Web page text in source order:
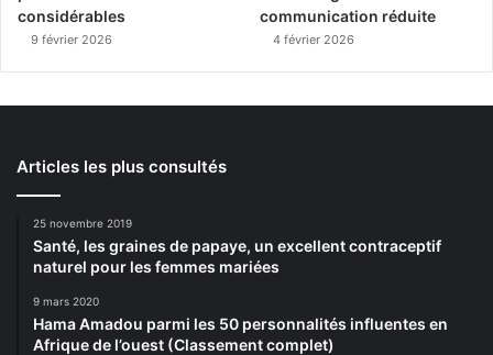
considérables
9 février 2026
communication réduite
4 février 2026
Articles les plus consultés
25 novembre 2019
Santé, les graines de papaye, un excellent contraceptif
naturel pour les femmes mariées
9 mars 2020
Hama Amadou parmi les 50 personnalités influentes en
Afrique de l’ouest (Classement complet)